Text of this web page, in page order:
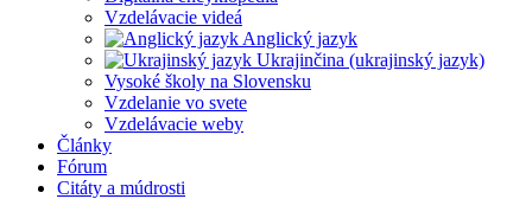
Vzdelávacie videá
Anglický jazyk
Ukrajinčina (ukrajinský jazyk)
Vysoké školy na Slovensku
Vzdelanie vo svete
Vzdelávacie weby
Články
Fórum
Citáty a múdrosti